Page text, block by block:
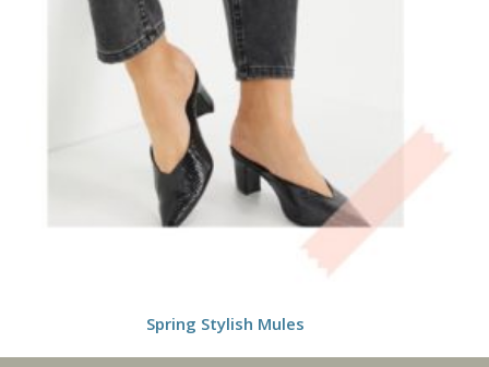
Spring Stylish Mules